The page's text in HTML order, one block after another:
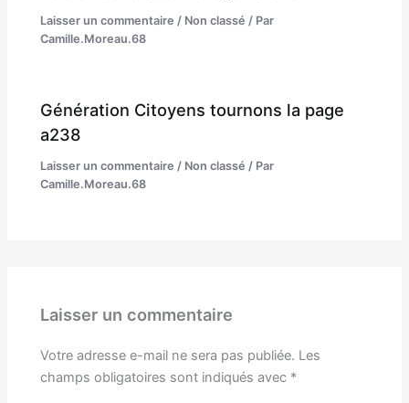
Laisser un commentaire / Non classé / Par
Camille.Moreau.68
Génération Citoyens tournons la page
a238
Laisser un commentaire / Non classé / Par
Camille.Moreau.68
Laisser un commentaire
Votre adresse e-mail ne sera pas publiée. Les
champs obligatoires sont indiqués avec *